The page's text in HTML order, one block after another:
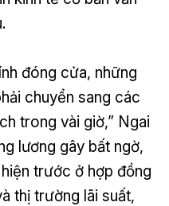
đóng cửa, những
chuyển sang các
trong vài giờ,” Ngai
lương gây bất ngờ,
trước ở hợp đồng
thị trường lãi suất,